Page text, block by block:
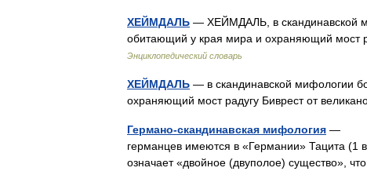
ХЕЙМДАЛЬ — ХЕЙМДАЛЬ, в скандинавской
обитающий у края мира и охраняющий мост
Энциклопедический словарь
ХЕЙМДАЛЬ — в скандинавской мифологии
охраняющий мост радугу Биврест от
Германо-скандинавская мифология —
германцев имеются в «Германии» Тацита (1
означает «двойное (двуполое) существо»,